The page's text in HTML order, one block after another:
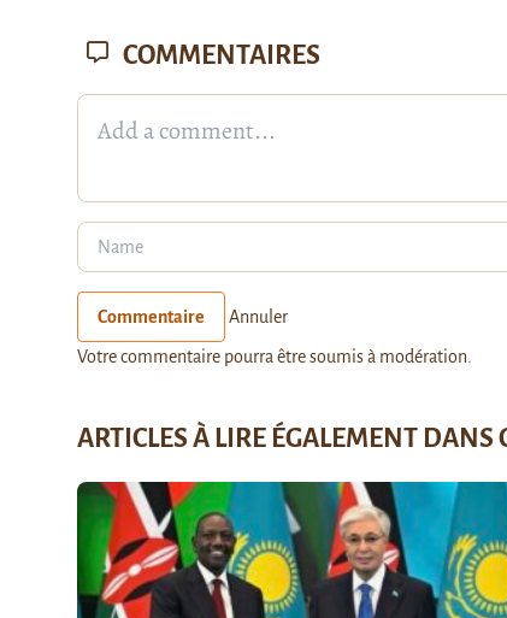
COMMENTAIRES
Commentaire Annuler
Votre commentaire pourra être soumis à modération.
ARTICLES À LIRE ÉGALEMENT DANS